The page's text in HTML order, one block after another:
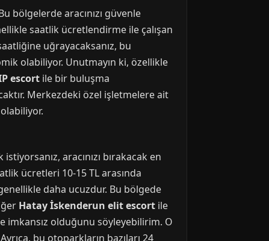
bölgelerde aracınızı güvenle
saatlik ücretlendirme ile çalışan
uğrayacaksanız, bu
olabiliyor. Unutmayın ki, özellikle
escort ile bir buluşma
Merkezdeki özel işletmelere ait
aracınızı bırakacak en
ücretleri 10-15 TL arasında
daha ucuzdur. Bu bölgede
Hatay İskenderun elit escort ile
imkansız olduğunu söyleyebilirim. O
bu otoparkların bazıları 24